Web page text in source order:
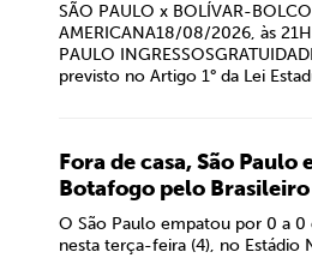
SÃO PAULO x BOLÍVAR-
AMERICANA18/08/2026, às
PAULO
previsto no Artigo 1° da Lei
Fora de casa, São Paulo
Botafogo pelo Brasileiro
O São Paulo empatou por 0 a
nesta terça-feira (4), no Estádio